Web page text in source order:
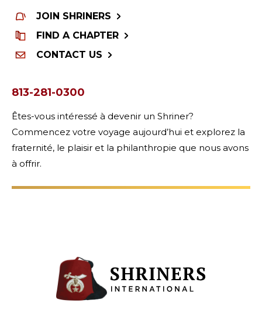
JOIN SHRINERS
FIND A CHAPTER
CONTACT US
813-281-0300
Êtes-vous intéressé à devenir un Shriner?
Commencez votre voyage aujourd’hui et explorez la
fraternité, le plaisir et la philanthropie que nous avons
à offrir.